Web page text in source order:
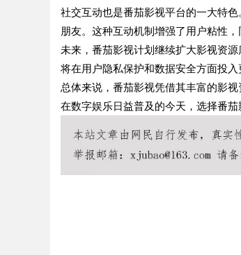
社交互动也是番茄影视平台的一大特
朋友。这种互动机制增强了用户粘性
未来，番茄影视计划继续扩大影视资
将在用户隐私保护和数据安全方面投
总体来说，番茄影视凭借其丰富的影
在数字娱乐日益普及的今天，选择番